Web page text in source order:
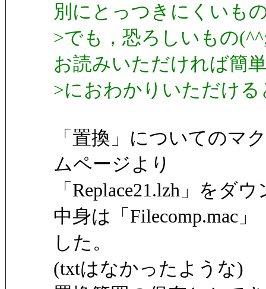
別にとっつきにくいも
>でも，恐ろしいもの
お読みいただければ簡
>におわかりいただけ
「置換」についてのマ
ムページより
「Replace21.lzh」をダ
中身は「Filecomp.mac」
した。
(txtはなかったような)